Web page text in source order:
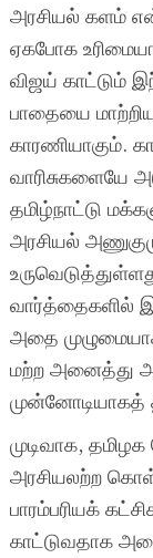
அரசியல் களம்
ஏகபோக
விஜய் காட்டும்
பாதையை
காரணியாகும்.
வாரிசுகளையே
தமிழ்நாட்டு
அரசியல்
வார்த்தைகளில்
அதை
மற்ற அனைத்து
முன்னோடியாகத்
முடிவாக,
அரசியலற்ற
பாரம்பரியக்
காட்டுவதாக